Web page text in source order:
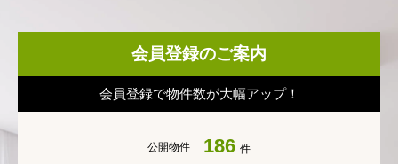
会員登録のご案内
会員登録で物件数が大幅アップ！
公開物件 186 件